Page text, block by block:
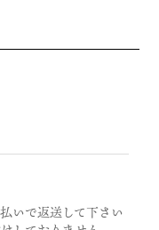
いで返送して下さい